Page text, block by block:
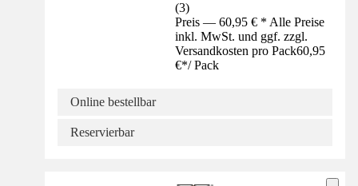
(3)
Preis — 60,95 € * Alle Preise
inkl. MwSt. und ggf. zzgl.
Versandkosten pro Pack60,95
€*/ Pack
Online bestellbar
Reservierbar